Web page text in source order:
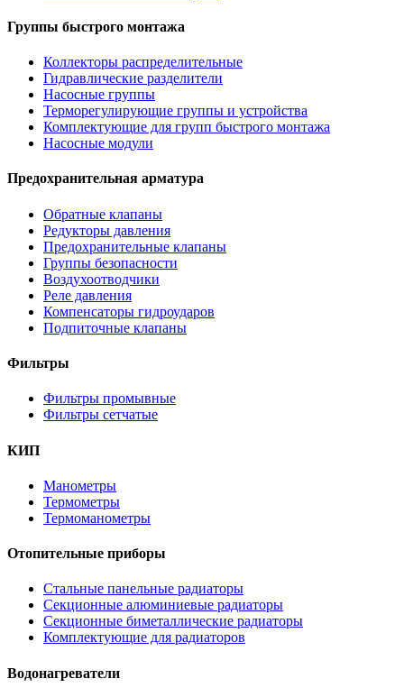
Группы быстрого монтажа
Коллекторы распределительные
Гидравлические разделители
Насосные группы
Терморегулирующие группы и устройства
Комплектующие для групп быстрого монтажа
Насосные модули
Предохранительная арматура
Обратные клапаны
Редукторы давления
Предохранительные клапаны
Группы безопасности
Воздухоотводчики
Реле давления
Компенсаторы гидроударов
Подпиточные клапаны
Фильтры
Фильтры промывные
Фильтры сетчатые
КИП
Манометры
Термометры
Термоманометры
Отопительные приборы
Стальные панельные радиаторы
Секционные алюминиевые радиаторы
Секционные биметаллические радиаторы
Комплектующие для радиаторов
Водонагреватели